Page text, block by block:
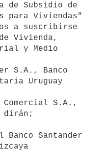
de Subsidio de
para Viviendas"
a suscribirse
Vivienda,
y Medio
S.A., Banco
Uruguay
Comercial S.A.,
dirán;
Banco Santander